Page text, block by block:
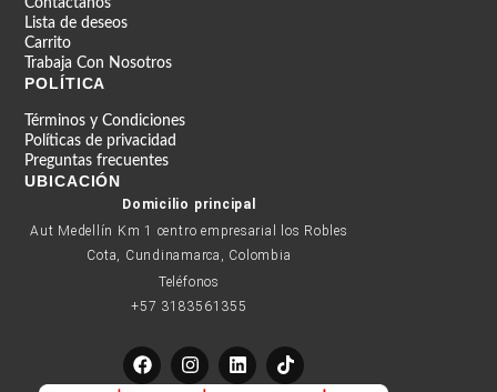
Contáctanos
Lista de deseos
Carrito
Trabaja Con Nosotros
POLÍTICA
Términos y Condiciones
Políticas de privacidad
Preguntas frecuentes
UBICACIÓN
Domicilio principal
Aut Medellín Km 1 centro empresarial los Robles
Cota, Cundinamarca, Colombia
Teléfonos
+57 3183561355
F
a
I
n
L
i
T
i